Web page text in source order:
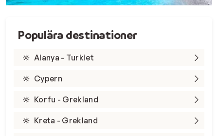
Populära destinationer
Alanya - Turkiet
Cypern
Korfu - Grekland
Kreta - Grekland